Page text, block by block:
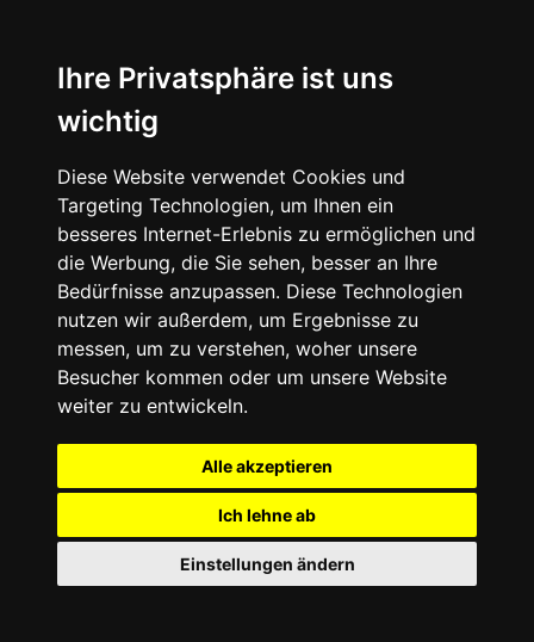
Ihre Privatsphäre ist uns
wichtig
Diese Website verwendet Cookies und
Targeting Technologien, um Ihnen ein
besseres Internet-Erlebnis zu ermöglichen und
die Werbung, die Sie sehen, besser an Ihre
Bedürfnisse anzupassen. Diese Technologien
nutzen wir außerdem, um Ergebnisse zu
messen, um zu verstehen, woher unsere
Besucher kommen oder um unsere Website
weiter zu entwickeln.
Alle akzeptieren
Ich lehne ab
Einstellungen ändern